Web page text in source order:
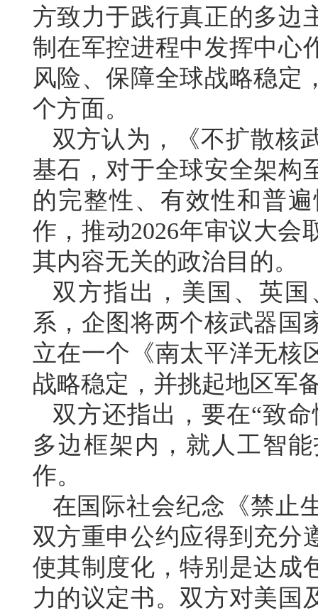
方致力于践行真正的多边
制在军控进程中发挥中心
风险、保障全球战略稳定
个方面。
双方认为，《不扩散核
基石，对于全球安全架构
的完整性、有效性和普
作，推动2026年审议大会
其内容无关的政治目的。
双方指出，美国、英
系，企图将两个核武器国
立在一个《南太平洋无核
战略稳定，并挑起地区军
双方还指出，要在“致
多边框架内，就人工智
作。
在国际社会纪念《禁止
双方重申公约应得到充分
使其制度化，特别是达成
力的议定书。双方对美国